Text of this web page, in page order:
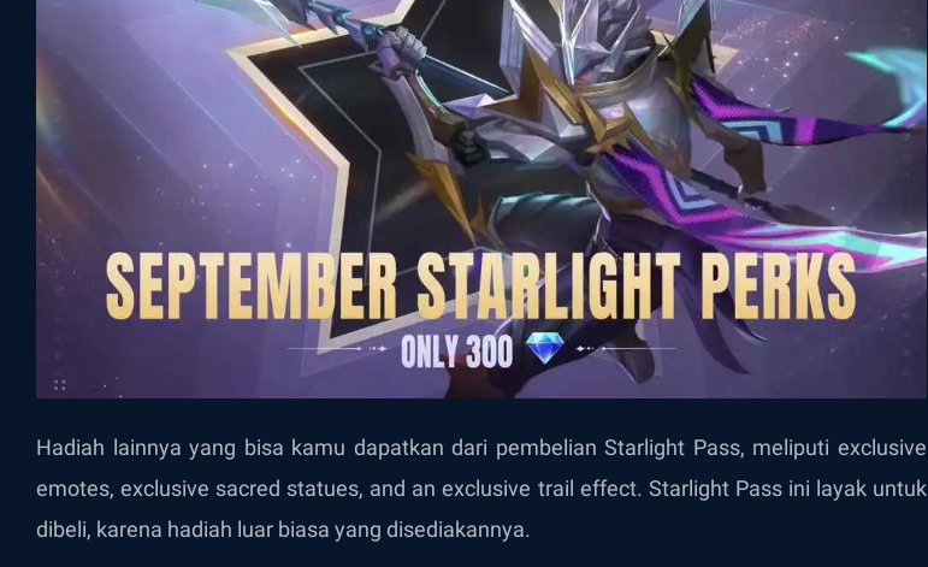
Hadiah lainnya yang bisa kamu dapatkan dari pembelian Starlight Pass, meliputi exclusive
emotes, exclusive sacred statues, and an exclusive trail effect. Starlight Pass ini layak untuk
dibeli, karena hadiah luar biasa yang disediakannya.